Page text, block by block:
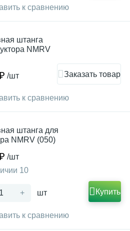
к сравнению
к сравнению
штанга
NMRV
/шт Заказать товар
к сравнению
штанга для
NMRV (050)
/шт
10
+ шт Купить